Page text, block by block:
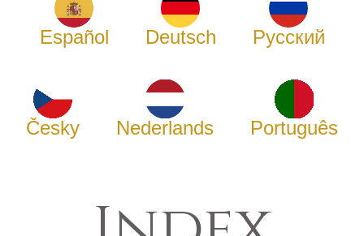
Español Deutsch Русский
Česky Nederlands Português